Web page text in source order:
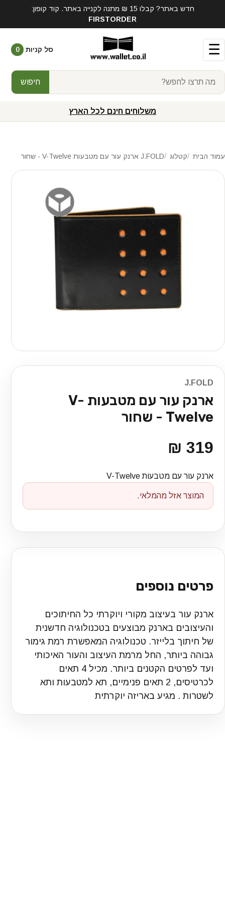
חדש באתר? קבלו 15 ₪ מתנה לקנייה באתר. קוד קופון:
FIRSTORDER
☰
חיפוש
סל קניות 0
משלוחים חינם לכל הארץ
עמוד הבית קטלוג J.FOLD ארנק עור עם מטבעות V-Twelve - שחור
J.FOLD
ארנק עור עם מטבעות V-
Twelve - שחור
319 ₪
ארנק עור עם מטבעות V-Twelve
המוצר אזל מהמלאי.
פרטים נוספים
ארנק עור בעיצוב מקורי ויוקרתי כל החיתוכים
והעיצובים בארנק מבוצעים בטכנולוגיה חדשנית
של חיתוך בלייזר. טכנולוגיה המאפשרת רמת גימור
גבוהה ביותר, החל מרמת העיצוב והעור האיכותי
ועד לפרטים הקטנים ביותר. מכיל 4 תאים
לכרטיסים, 2 תאים פנימיים, תא למטבעות ותא
לשטרות . מגיע באריזה יוקרתית